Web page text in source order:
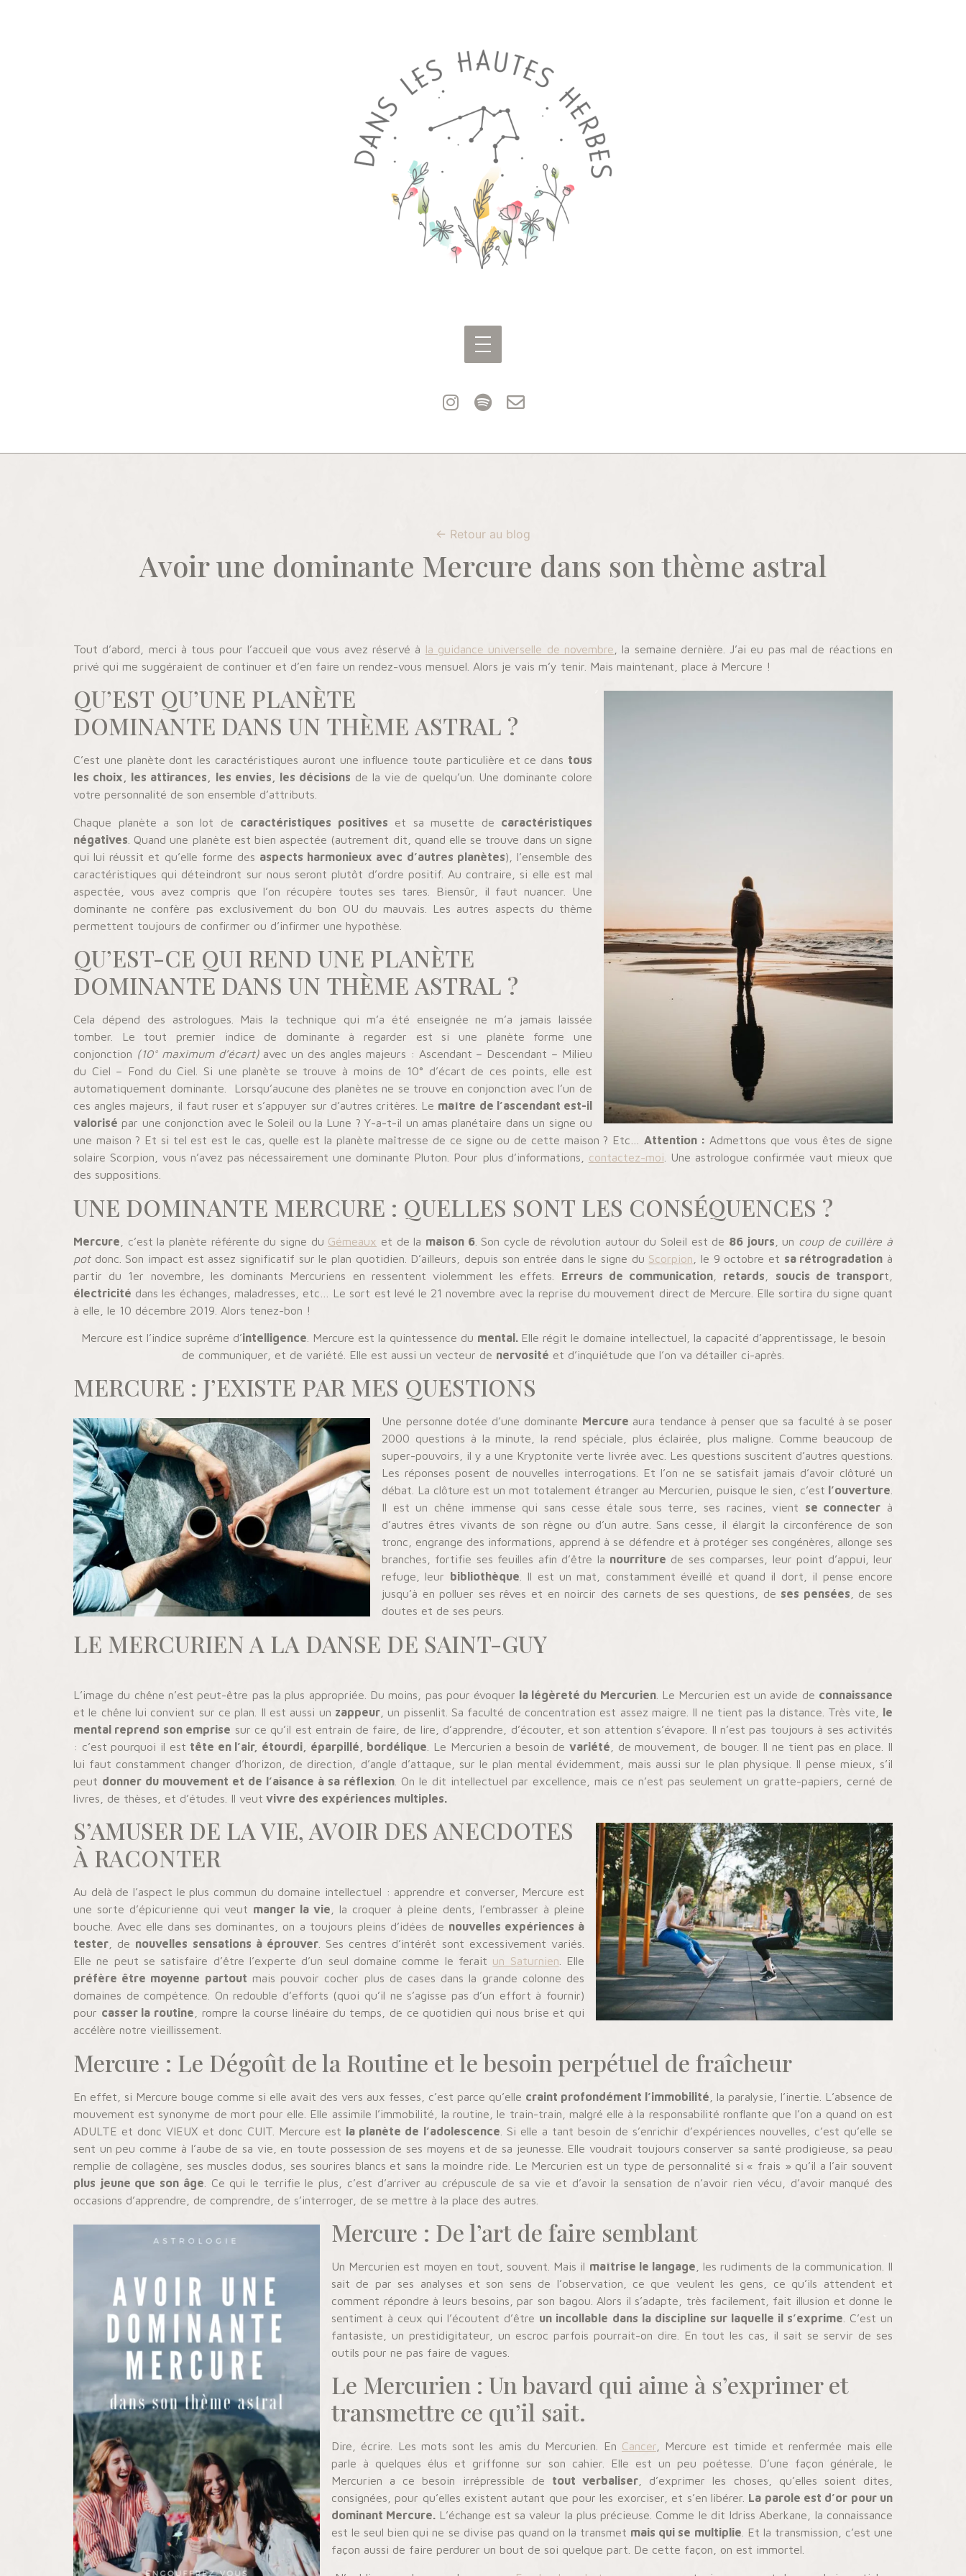
← Retour au blog
Avoir une dominante Mercure dans son thème astral
Tout d’abord, merci à tous pour l’accueil que vous avez réservé à la guidance universelle de novembre , la semaine dernière. J’ai eu pas mal de réactions en
privé qui me suggéraient de continuer et d’en faire un rendez-vous mensuel. Alors je vais m’y tenir. Mais maintenant, place à Mercure !
QU’EST QU’UNE PLANÈTE
DOMINANTE DANS UN THÈME ASTRAL ?
C’est une planète dont les caractéristiques auront une influence toute particulière et ce dans tous
les choix, les attirances, les envies, les décisions de la vie de quelqu’un. Une dominante colore
votre personnalité de son ensemble d’attributs.
Chaque planète a son lot de caractéristiques positives et sa musette de caractéristiques
négatives . Quand une planète est bien aspectée (autrement dit, quand elle se trouve dans un signe
qui lui réussit et qu’elle forme des aspects harmonieux avec d’autres planètes), l’ensemble des
caractéristiques qui déteindront sur nous seront plutôt d’ordre positif. Au contraire, si elle est mal
aspectée, vous avez compris que l’on récupère toutes ses tares. Biensûr, il faut nuancer. Une
dominante ne confère pas exclusivement du bon OU du mauvais. Les autres aspects du thème
permettent toujours de confirmer ou d’infirmer une hypothèse.
QU’EST-CE QUI REND UNE PLANÈTE
DOMINANTE DANS UN THÈME ASTRAL ?
Cela dépend des astrologues. Mais la technique qui m’a été enseignée ne m’a jamais laissée
tomber. Le tout premier indice de dominante à regarder est si une planète forme une
conjonction (10° maximum d’écart) avec un des angles majeurs : Ascendant – Descendant – Milieu
du Ciel – Fond du Ciel. Si une planète se trouve à moins de 10° d’écart de ces points, elle est
automatiquement dominante. Lorsqu’aucune des planètes ne se trouve en conjonction avec l’un de
ces angles majeurs, il faut ruser et s’appuyer sur d’autres critères. Le maître de l’ascendant est-il
valorisé par une conjonction avec le Soleil ou la Lune ? Y-a-t-il un amas planétaire dans un signe ou
une maison ? Et si tel est est le cas, quelle est la planète maîtresse de ce signe ou de cette maison ? Etc… Attention : Admettons que vous êtes de signe
solaire Scorpion, vous n’avez pas nécessairement une dominante Pluton. Pour plus d’informations, contactez-moi . Une astrologue confirmée vaut mieux que
des suppositions.
UNE DOMINANTE MERCURE : QUELLES SONT LES CONSÉQUENCES ?
Mercure , c’est la planète référente du signe du Gémeaux et de la maison 6. Son cycle de révolution autour du Soleil est de 86 jours , un coup de cuillère à
potdonc. Son impact est assez significatif sur le plan quotidien. D’ailleurs, depuis son entrée dans le signe du Scorpion , le 9 octobre et sa rétrogradation à
partir du 1er novembre, les dominants Mercuriens en ressentent violemment les effets. Erreurs de communication retards soucis de transport,
électricité dans les échanges, maladresses, etc… Le sort est levé le 21 novembre avec la reprise du mouvement direct de Mercure. Elle sortira du signe quant
à elle, le 10 décembre 2019. Alors tenez-bon !
Mercure est l’indice suprême d’intelligence . Mercure est la quintessence du mental. Elle régit le domaine intellectuel, la capacité d’apprentissage, le besoin
de communiquer, et de variété. Elle est aussi un vecteur de nervosité et d’inquiétude que l’on va détailler ci-après.
MERCURE : J’EXISTE PAR MES QUESTIONS
Une personne dotée d’une dominante Mercure aura tendance à penser que sa faculté à se poser
2000 questions à la minute, la rend spéciale, plus éclairée, plus maligne. Comme beaucoup de
super-pouvoirs, il y a une Kryptonite verte livrée avec. Les questions suscitent d’autres questions.
Les réponses posent de nouvelles interrogations. Et l’on ne se satisfait jamais d’avoir clôturé un
débat. La clôture est un mot totalement étranger au Mercurien, puisque le sien, c’est l’ouverture
Il est un chêne immense qui sans cesse étale sous terre, ses racines, vient se connecter à
d’autres êtres vivants de son règne ou d’un autre. Sans cesse, il élargit la circonférence de son
tronc, engrange des informations, apprend à se défendre et à protéger ses congénères, allonge ses
branches, fortifie ses feuilles afin d’être la nourriture de ses comparses, leur point d’appui, leur
refuge, leur
bibliothèque . Il est un mat, constamment éveillé et quand il dort, il pense encore
jusqu’à en polluer ses rêves et en noircir des carnets de ses questions, de ses pensées , de ses
doutes et de ses peurs.
LE MERCURIEN A LA DANSE DE SAINT-GUY
L’image du chêne n’est peut-être pas la plus appropriée. Du moins, pas pour évoquer la légèreté du Mercurien. Le Mercurien est un avide de connaissance
et le chêne lui convient sur ce plan. Il est aussi un zappeur , un pissenlit. Sa faculté de concentration est assez maigre. Il ne tient pas la distance. Très vite, le
mental reprend son emprise sur ce qu’il est entrain de faire, de lire, d’apprendre, d’écouter, et son attention s’évapore. Il n’est pas toujours à ses activités
: c’est pourquoi il est tête en l’air, étourdi, éparpillé, bordélique . Le Mercurien a besoin devariété , de mouvement, de bouger. Il ne tient pas en place. Il
lui faut constamment changer d’horizon, de direction, d’angle d’attaque, sur le plan mental évidemment, mais aussi sur le plan physique. Il pense mieux, s’il
peut donner du mouvement et de l’aisance à sa réflexion . On le dit intellectuel par excellence, mais ce n’est pas seulement un gratte-papiers, cerné de
livres, de thèses, et d’études. Il veut vivre des expériences multiples.
S’AMUSER DE LA VIE, AVOIR DES ANECDOTES
À RACONTER
Au delà de l’aspect le plus commun du domaine intellectuel : apprendre et converser, Mercure est
une sorte d’épicurienne qui veut manger la vie , la croquer à pleine dents, l’embrasser à pleine
bouche. Avec elle dans ses dominantes, on a toujours pleins d’idées de nouvelles expériences à
tester , de nouvelles sensations à éprouver. Ses centres d’intérêt sont excessivement variés.
Elle ne peut se satisfaire d’être l’experte d’un seul domaine comme le ferait un Saturnien . Elle
préfère être moyenne partout mais pouvoir cocher plus de cases dans la grande colonne des
domaines de compétence. On redouble d’efforts (quoi qu’il ne s’agisse pas d’un effort à fournir)
pour casser la routine , rompre la course linéaire du temps, de ce quotidien qui nous brise et qui
accélère notre vieillissement.
Mercure : Le Dégoût de la Routine et le besoin perpétuel de fraîcheur
En effet, si Mercure bouge comme si elle avait des vers aux fesses, c’est parce qu’elle craint profondément l’immobilité , la paralysie, l’inertie. L’absence de
mouvement est synonyme de mort pour elle. Elle assimile l’immobilité, la routine, le train-train, malgré elle à la responsabilité ronflante que l’on a quand on est
ADULTE et donc VIEUX et donc CUIT. Mercure est la planète de l’adolescence . Si elle a tant besoin de s’enrichir d’expériences nouvelles, c’est qu’elle se
sent un peu comme à l’aube de sa vie, en toute possession de ses moyens et de sa jeunesse. Elle voudrait toujours conserver sa santé prodigieuse, sa peau
remplie de collagène, ses muscles dodus, ses sourires blancs et sans la moindre ride. Le Mercurien est un type de personnalité si « frais » qu’il a l’air souvent
plus jeune que son âge . Ce qui le terrifie le plus, c’est d’arriver au crépuscule de sa vie et d’avoir la sensation de n’avoir rien vécu, d’avoir manqué des
occasions d’apprendre, de comprendre, de s’interroger, de se mettre à la place des autres.
Mercure : De l’art de faire semblant
Un Mercurien est moyen en tout, souvent. Mais il maîtrise le langage , les rudiments de la communication. Il
sait de par ses analyses et son sens de l’observation, ce que veulent les gens, ce qu’ils attendent et
comment répondre à leurs besoins, par son bagou. Alors il s’adapte, très facilement, fait illusion et donne le
sentiment à ceux qui l’écoutent d’être un incollable dans la discipline sur laquelle il s’exprime . C’est un
fantasiste, un prestidigitateur, un escroc parfois pourrait-on dire. En tout les cas, il sait se servir de ses
outils pour ne pas faire de vagues.
Le Mercurien : Un bavard qui aime à s’exprimer et
transmettre ce qu’il sait.
Dire, écrire. Les mots sont les amis du Mercurien. En Cancer, Mercure est timide et renfermée mais elle
parle à quelques élus et griffonne sur son cahier. Elle est un peu poétesse. D’une façon générale, le
Mercurien a ce besoin irrépressible de tout verbaliser , d’exprimer les choses, qu’elles soient dites,
consignées, pour qu’elles existent autant que pour les exorciser, et s’en libérer. La parole est d’or pour un
dominant Mercure. L’échange est sa valeur la plus précieuse. Comme le dit Idriss Aberkane, la connaissance
est le seul bien qui ne se divise pas quand on la transmet mais qui se multiplie . Et la transmission, c’est une
façon aussi de faire perdurer un bout de soi quelque part. De cette façon, on est immortel.